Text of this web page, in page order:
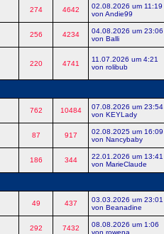
274 4642
02.08.2026 um 11:19
von Andie99
256 4234
04.08.2026 um 23:06
von Balli
220 4741
11.07.2026 um 4:21
von rolibub
762 10484
07.08.2026 um 23:54
von KEYLady
87 917
02.08.2025 um 16:09
von Nancybaby
186 344
22.01.2026 um 13:41
von MarieClaude
49 437
03.03.2026 um 23:01
von Beanadine
292 7432
08.08.2026 um 1:06
von rowena